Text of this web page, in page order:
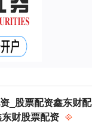
_股票配资鑫东财
财股票配资